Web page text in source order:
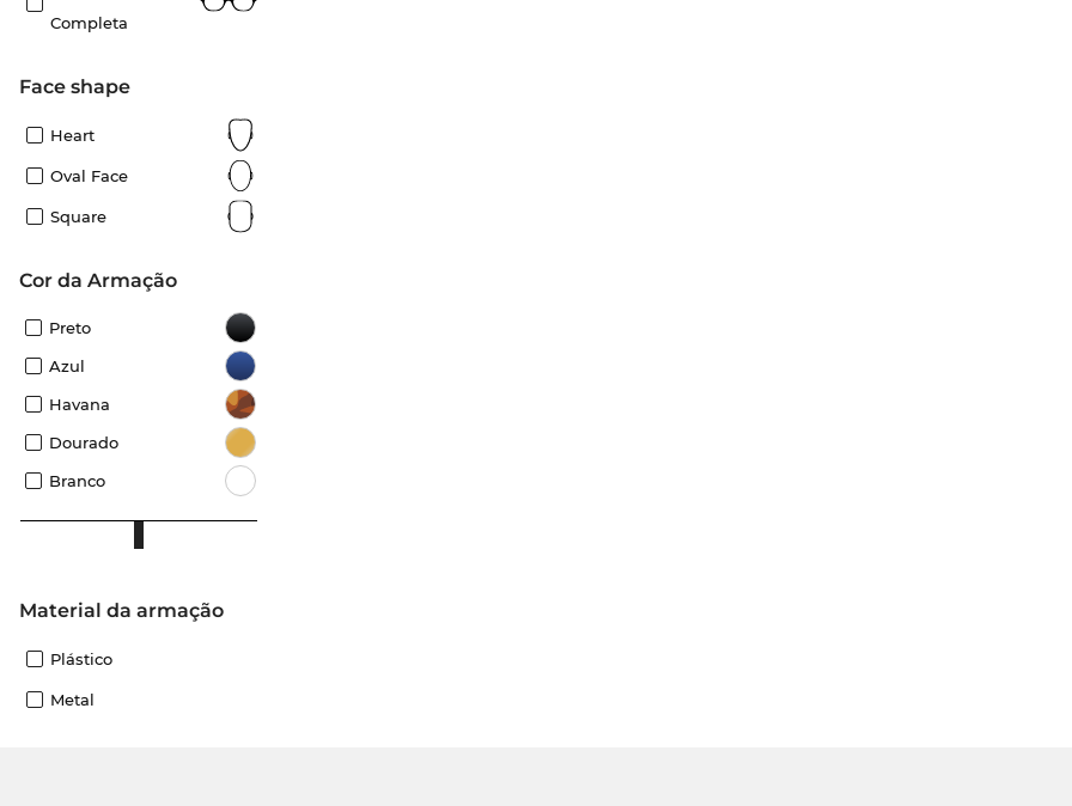
Completa
Face shape
Heart
Oval Face
Square
Cor da Armação
Preto
Azul
Havana
Dourado
Branco
material da armação
Plástico
Metal